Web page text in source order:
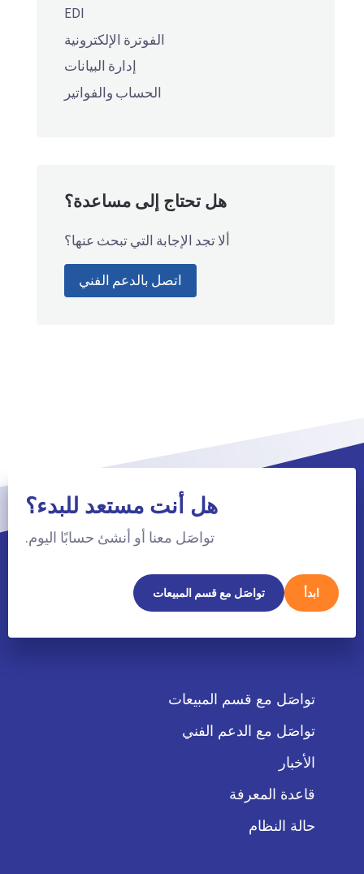
EDI
الفوترة الإلكترونية
إدارة البيانات
الحساب والفواتير
هل تحتاج إلى مساعدة؟
ألا تجد الإجابة التي تبحث عنها؟
اتصل بالدعم الفني
هل أنت مستعد للبدء؟
تواصَل معنا أو أنشئ حسابًا اليوم.
ابدأ تواصَل مع قسم المبيعات
تواصَل مع قسم المبيعات
تواصَل مع الدعم الفني
الأخبار
قاعدة المعرفة
حالة النظام